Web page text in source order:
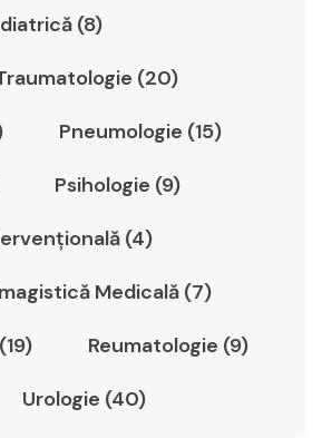
(8)
(20)
Pneumologie (15)
Psihologie (9)
(4)
Medicală (7)
Reumatologie (9)
Urologie (40)